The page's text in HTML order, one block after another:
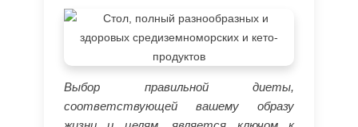
Выбор правильной диеты,
соответствующей вашему образу